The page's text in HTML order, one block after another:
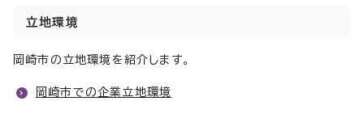
立地環境
岡崎市の立地環境を紹介します。
岡崎市での企業立地環境